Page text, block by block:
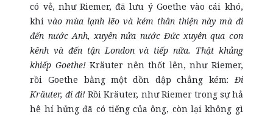
có vẻ, như Riemer, đã lưu ý Goethe vào cái khó,
khivào mùa lạnh lẽo và kém thân thiện này mà đi
đến nước Anh, xuyên nửa nước Đức xuyên qua con
kênh và đến tận London và tiếp nữa. Thật khủng
khiếp Goethe!Kräuter nên thốt lên, như Riemer,
rồi Goethe bằng một dồn dập chẳng kém:Đi
Kräuter, đi đi!Rồi Kräuter, như Riemer trong sự hả
hê hí hửng đã có tiếng của ông, còn lại không gì